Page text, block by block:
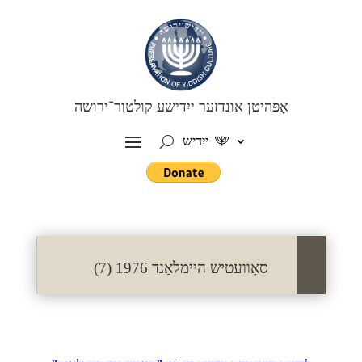
אָפּהיטן אונדזער ייִדישע קולטור־ירושה
ייִדיש
סאָוועטיש היימלאַנד 1976 (7)